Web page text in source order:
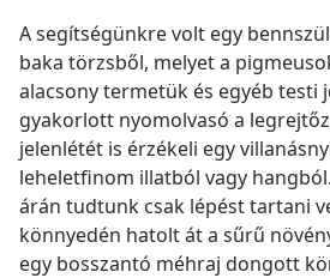
A segítségünkre volt egy
baka törzsből, melyet a
alacsony termetük és egyéb testi
gyakorlott nyomolvasó a
jelenlétét is érzékeli egy
leheletfinom illatból vagy
árán tudtunk csak lépést tartani
könnyedén hatolt át a sűrű
egy bosszantó méhraj dongott